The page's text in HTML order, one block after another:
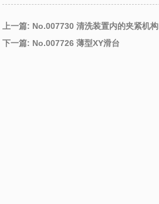
上一篇: No.007730 清洗装置内的夹紧机构
下一篇: No.007726 薄型XY滑台